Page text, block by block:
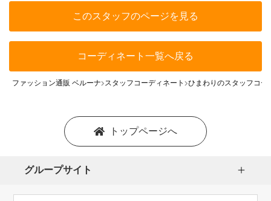
このスタッフのページを見る
コーディネート一覧へ戻る
ファッション通販 ベルーナ スタッフコーディネート ひまわりのスタッフコー
トップページへ
グループサイト